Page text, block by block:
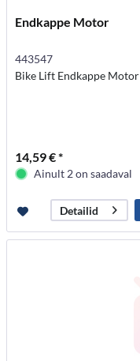
Endkappe Motor
443547
Bike Lift Endkappe Motor
14,59 € *
Ainult 2 on saadaval
Detailid